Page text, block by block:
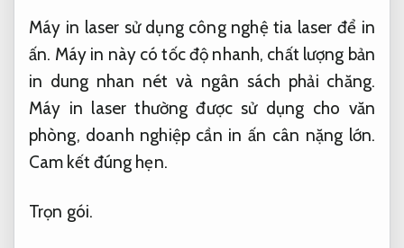
Máy in laser sử dụng công nghệ tia laser để in
ấn. Máy in này có tốc độ nhanh, chất lượng bản
in dung nhan nét và ngân sách phải chăng.
Máy in laser thường được sử dụng cho văn
phòng, doanh nghiệp cần in ấn cân nặng lớn.
Cam kết đúng hẹn.
Trọn gói.